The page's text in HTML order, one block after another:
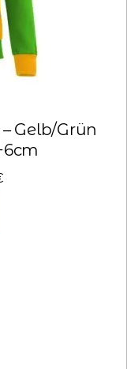
Gelb/Grün
Aktueller